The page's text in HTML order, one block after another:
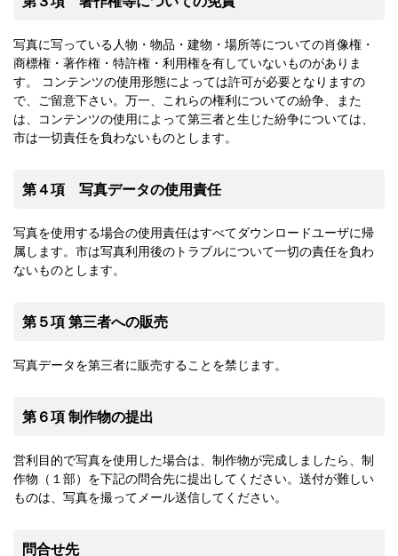
写真に写っている人物・物品・建物・場所等についての肖像権・
商標権・著作権・特許権・利用権を有していないものがありま
す。 コンテンツの使用形態によっては許可が必要となりますの
で、ご留意下さい。万一、これらの権利についての紛争、また
は、コンテンツの使用によって第三者と生じた紛争については、
市は一切責任を負わないものとします。
第４項 写真データの使用責任
写真を使用する場合の使用責任はすべてダウンロードユーザに帰
属します。市は写真利用後のトラブルについて一切の責任を負わ
ないものとします。
第５項 第三者への販売
写真データを第三者に販売することを禁じます。
第６項 制作物の提出
営利目的で写真を使用した場合は、制作物が完成しましたら、制
作物（１部）を下記の問合先に提出してください。送付が難しい
ものは、写真を撮ってメール送信してください。
問合せ先